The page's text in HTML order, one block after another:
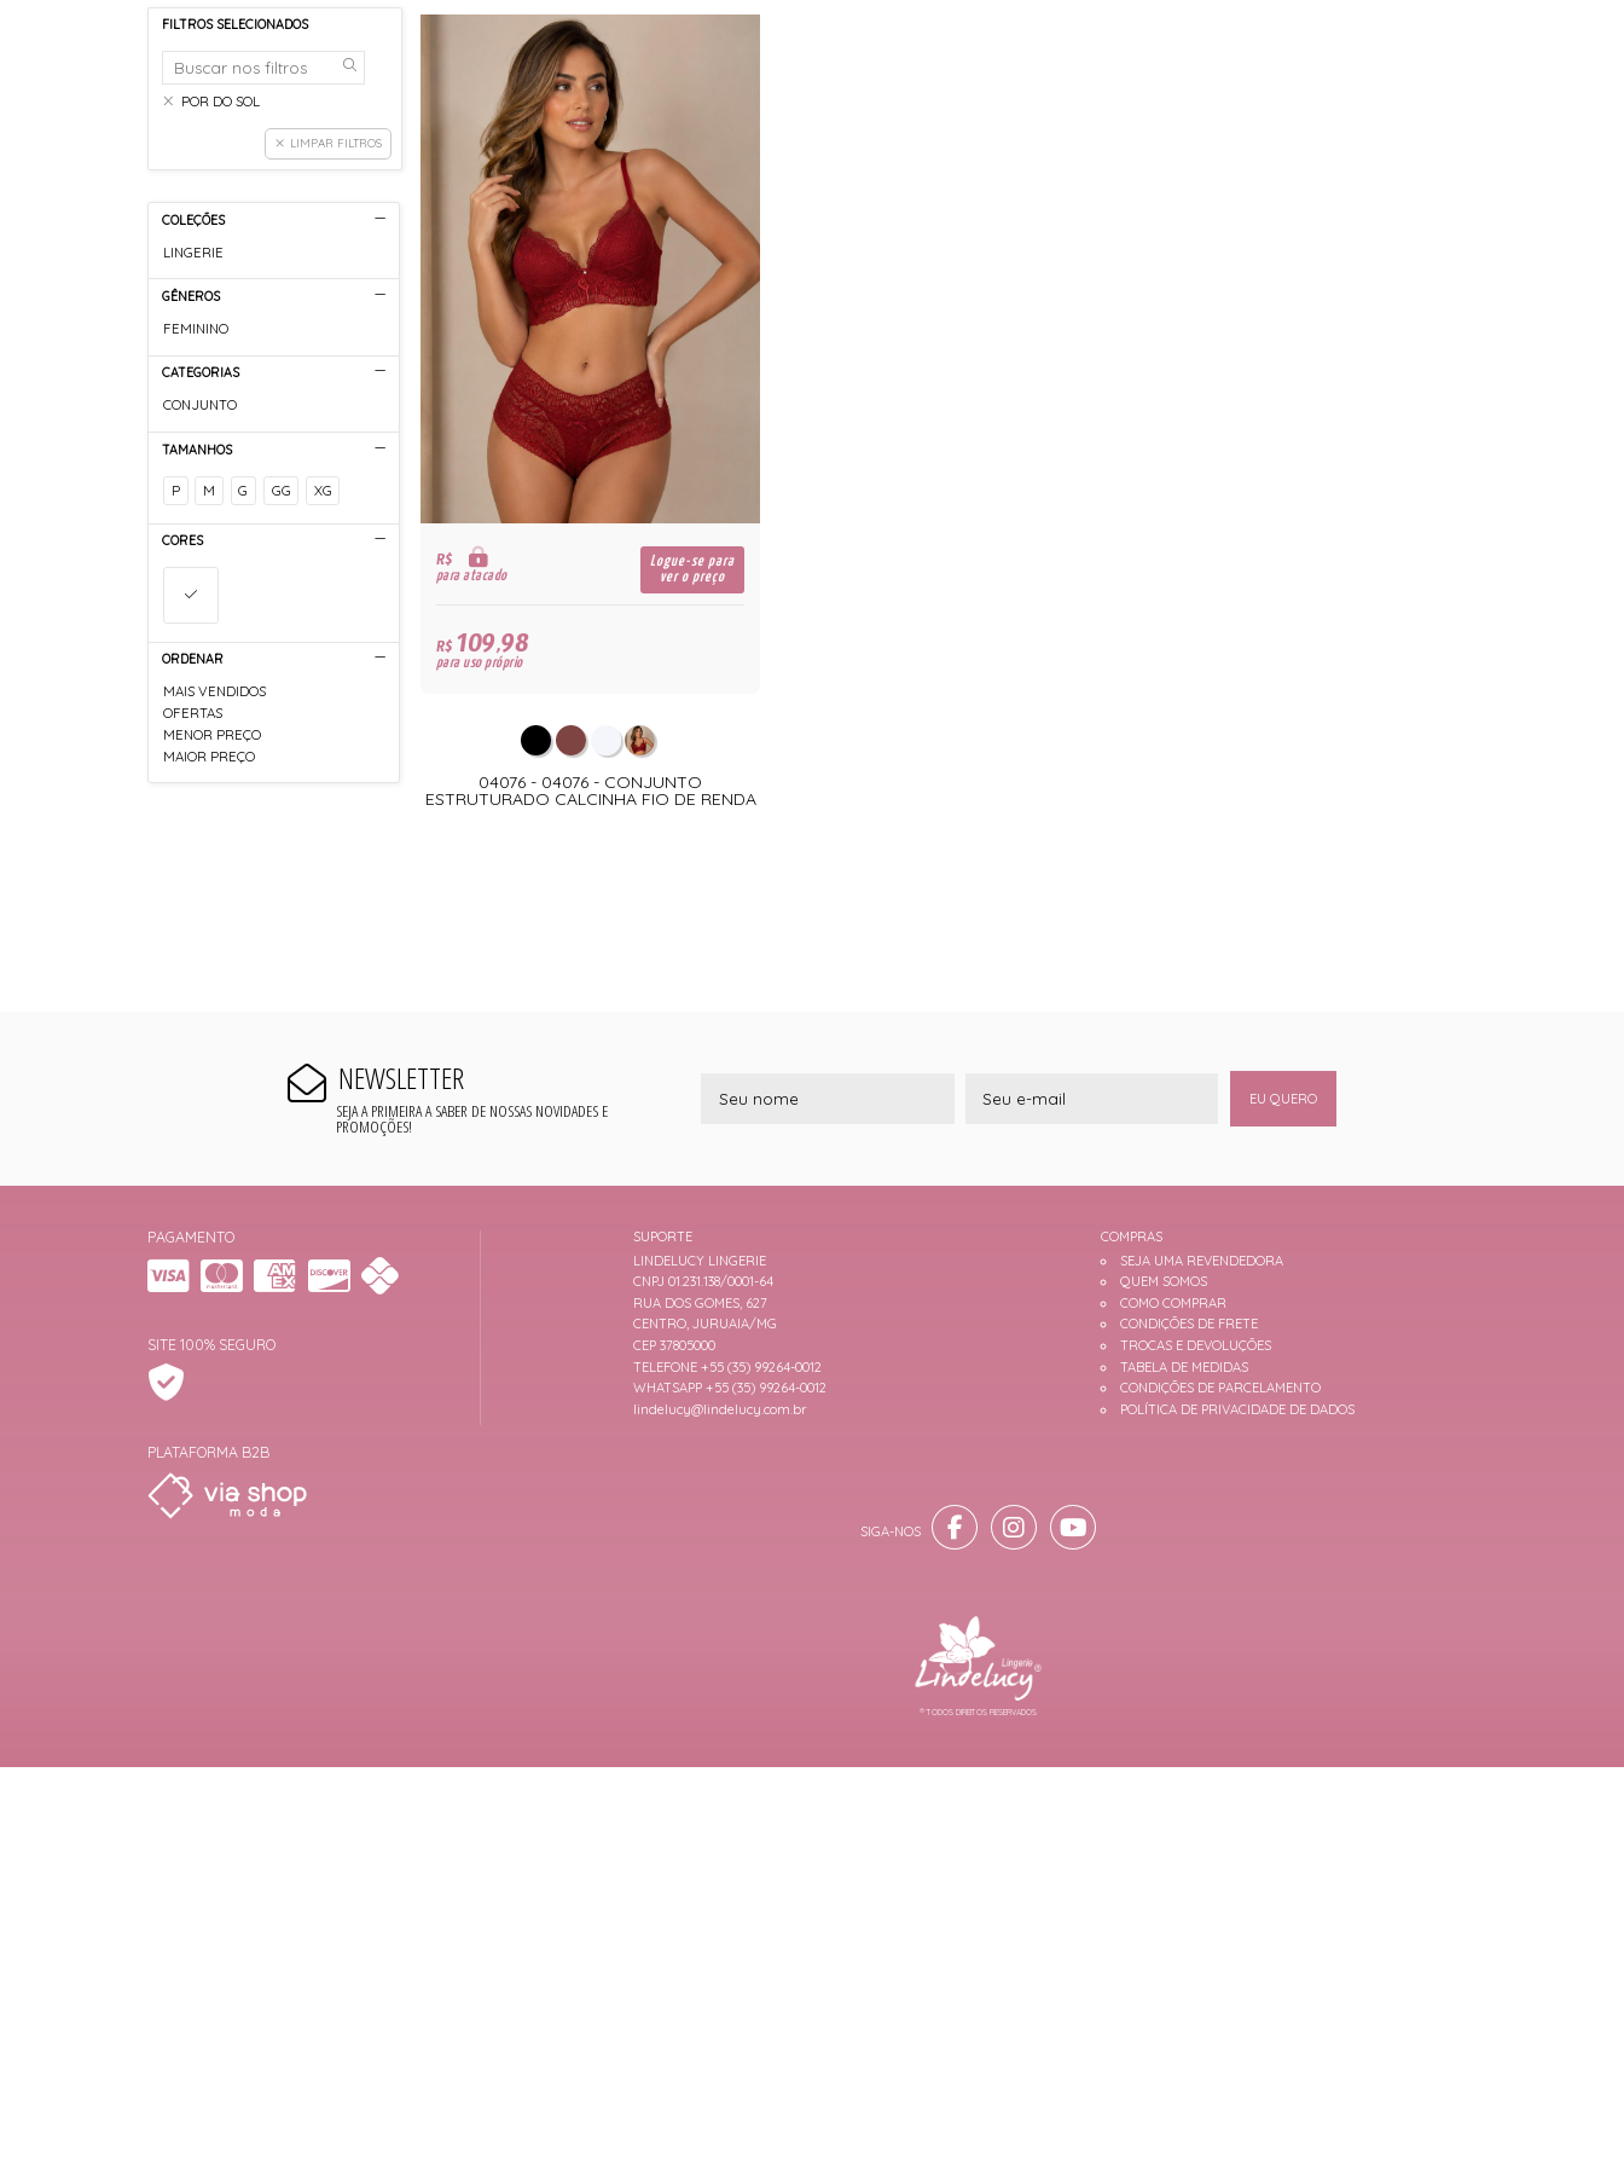
FILTROS SELECIONADOS
POR DO SOL
LIMPAR FILTROS
COLEÇÕES
LINGERIE
GÊNEROS
FEMININO
CATEGORIAS
CONJUNTO
TAMANHOS
P M G GG XG
CORES
ORDENAR
MAIS VENDIDOS
OFERTAS
MENOR PREÇO
MAIOR PREÇO
R$
para atacado
Logue-se para
ver o preço
R$109,98
para uso próprio
04076 - 04076 - CONJUNTO
ESTRUTURADO CALCINHA FIO DE RENDA
NEWSLETTER
SEJA A PRIMEIRA A SABER DE NOSSAS NOVIDADES E
PROMOÇÕES!
EU QUERO
PAGAMENTO
SITE 100% SEGURO
PLATAFORMA B2B
SUPORTE
LINDELUCY LINGERIE
CNPJ 01.231.138/0001-64
RUA DOS GOMES, 627
CENTRO, JURUAIA/MG
CEP 37805000
TELEFONE +55 (35) 99264-0012
WHATSAPP +55 (35) 99264-0012
lindelucy@lindelucy.com.br
COMPRAS
SEJA UMA REVENDEDORA
QUEM SOMOS
COMO COMPRAR
CONDIÇÕES DE FRETE
TROCAS E DEVOLUÇÕES
TABELA DE MEDIDAS
CONDIÇÕES DE PARCELAMENTO
POLÍTICA DE PRIVACIDADE DE DADOS
® TODOS DIREITOS RESERVADOS